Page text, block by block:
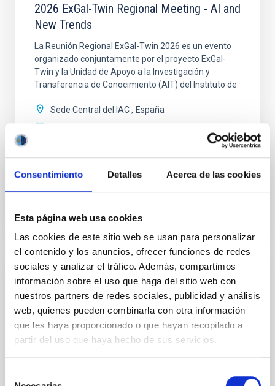
Consentimiento Detalles Acerca de las cookies
Esta página web usa cookies
Las cookies de este sitio web se usan para personalizar
el contenido y los anuncios, ofrecer funciones de redes
sociales y analizar el tráfico. Además, compartimos
información sobre el uso que haga del sitio web con
nuestros partners de redes sociales, publicidad y análisis
web, quienes pueden combinarla con otra información
que les haya proporcionado o que hayan recopilado a
partir del uso que haya hecho de sus servicios.
2026 ExGal-Twin Regional Meeting - AI and
New Trends
La Reunión Regional ExGal-Twin 2026 es un evento
organizado conjuntamente por el proyecto ExGal-
Twin y la Unidad de Apoyo a la Investigación y
Transferencia de Conocimiento (AIT) del Instituto de
Sede Central del IAC
España
CONGRESO
23a Reunión MultiDark
MultiDark es una Red Española de Investigación que
reúne a grupos teóricos y experimentales de físicos
de partículas, astrofísicos y cosmólogos de 15
universidades y centros de investigación españoles